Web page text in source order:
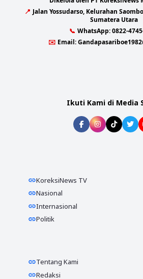
📍 Jalan Yossudarso, Kelurahan
Sumatera Utara
📞 WhatsApp:0822-
✉️ Email:
Ikuti Kami di Media
KoreksiNews TV
Nasional
Internasional
Politik
Tentang Kami
Redaksi